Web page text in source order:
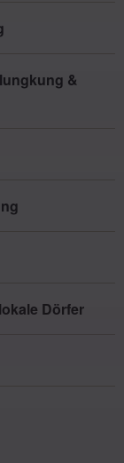
&
Dörfer